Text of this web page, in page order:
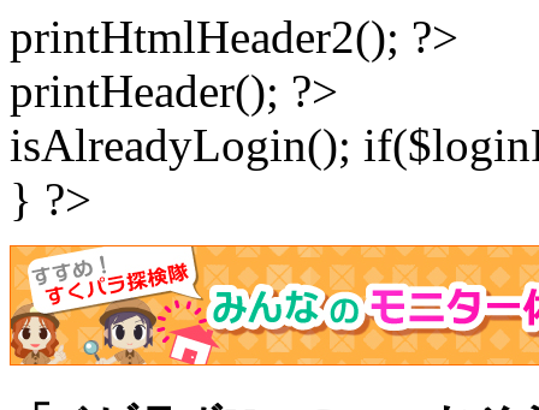
printHtmlHeader2(); ?>
printHeader(); ?>
isAlreadyLogin();
} ?>